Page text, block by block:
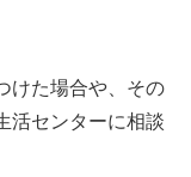
けた場合や、その
活センターに相談